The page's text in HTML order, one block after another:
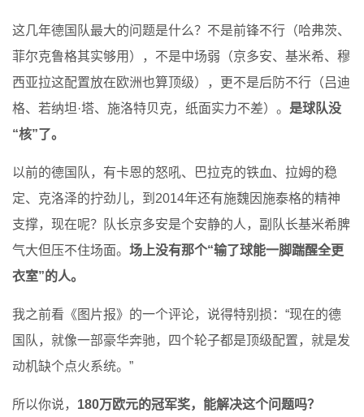
这几年德国队最大的问题是什么？不是前锋不行（哈弗茨、
菲尔克鲁格其实够用），不是中场弱（京多安、基米希、穆
西亚拉这配置放在欧洲也算顶级），更不是后防不行（吕迪
格、若纳坦·塔、施洛特贝克，纸面实力不差）。 是球队没
“核”了。
以前的德国队，有卡恩的怒吼、巴拉克的铁血、拉姆的稳
定、克洛泽的拧劲儿，到2014年还有施魏因施泰格的精神
支撑，现在呢？队长京多安是个安静的人，副队长基米希脾
气大但压不住场面。 场上没有那个“输了球能一脚踹醒全更
衣室”的人。
我之前看《图片报》的一个评论，说得特别损：“现在的德
国队，就像一部豪华奔驰，四个轮子都是顶级配置，就是发
动机缺个点火系统。”
所以你说， 180万欧元的冠军奖，能解决这个问题吗？